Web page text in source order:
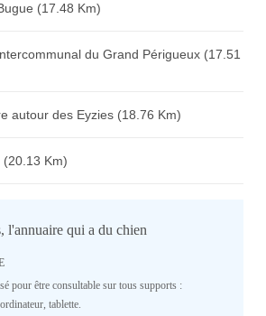
(17.48 Km)
du Grand Périgueux (17.51
autour des Eyzies (18.76 Km)
Km)
l'annuaire qui a du chien
pour être consultable sur tous supports :
tablette.